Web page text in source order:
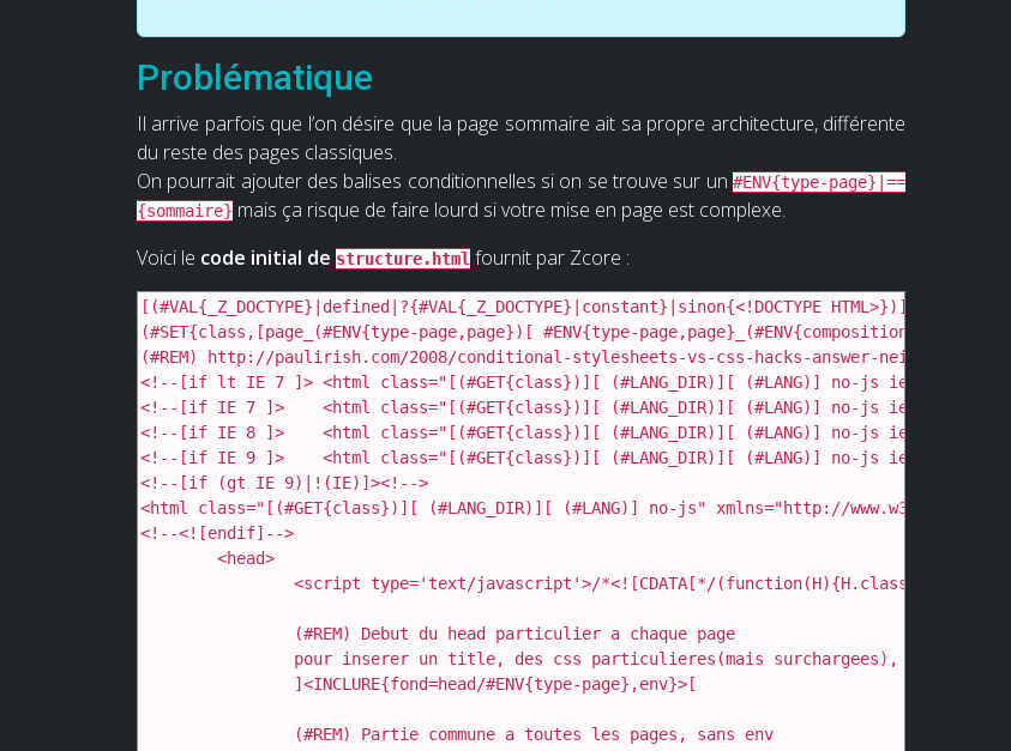
Problématique
Il arrive parfois que l’on désire que la page sommaire ait sa propre architecture, différente
du reste des pages classiques.
On pourrait ajouter des balises conditionnelles si on se trouve sur un #ENV{type-page}|==
{sommaire} mais ça risque de faire lourd si votre mise en page est complexe.
Voici le code initial de structure.html fournit par Zcore :
[(#VAL{_Z_DOCTYPE}|defined|?{#VAL{_Z_DOCTYPE}|constant}|sinon{<!DOCTYPE HTML>})][
(#SET{class,[page_(#ENV{type-page,page})[ #ENV{type-page,page}_(#ENV{composition,''})]][
(#REM) http://paulirish.com/2008/conditional-stylesheets-vs-css-hacks-answer-neither/]
<!--[if lt IE 7 ]> <html class="[(#GET{class})][ (#LANG_DIR)][ (#LANG)] no-js ie ie6 lte9
<!--[if IE 7 ]>    <html class="[(#GET{class})][ (#LANG_DIR)][ (#LANG)] no-js ie ie7 lte9
<!--[if IE 8 ]>    <html class="[(#GET{class})][ (#LANG_DIR)][ (#LANG)] no-js ie ie8 lte9
<!--[if IE 9 ]>    <html class="[(#GET{class})][ (#LANG_DIR)][ (#LANG)] no-js ie ie9 lte9"
<!--[if (gt IE 9)|!(IE)]><!-->
<html class="[(#GET{class})][ (#LANG_DIR)][ (#LANG)] no-js" xmlns="http://www.w3.org/1999/
<!--<![endif]-->